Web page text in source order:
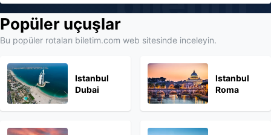
Popüler uçuşlar
Bu popüler rotaları biletim.com web sitesinde inceleyin.
Istanbul
Dubai
Istanbul
Roma